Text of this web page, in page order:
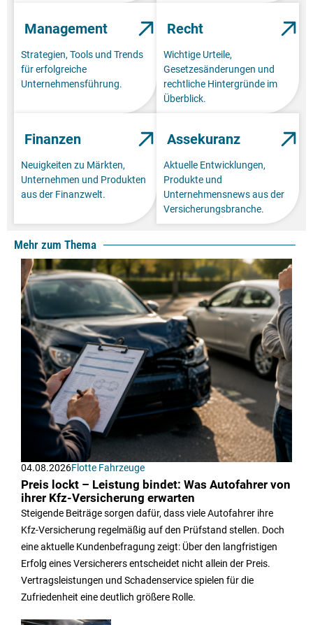
Management
Strategien, Tools und Trends
für erfolgreiche
Unternehmensführung.
Recht
Wichtige Urteile,
Gesetzesänderungen und
rechtliche Hintergründe im
Überblick.
Finanzen
Neuigkeiten zu Märkten,
Unternehmen und Produkten
aus der Finanzwelt.
Assekuranz
Aktuelle Entwicklungen,
Produkte und
Unternehmensnews aus der
Versicherungsbranche.
Mehr zum Thema
04.08.2026Flotte Fahrzeuge
Preis lockt – Leistung bindet: Was Autofahrer von
ihrer Kfz-Versicherung erwarten
Steigende Beiträge sorgen dafür, dass viele Autofahrer ihre
Kfz-Versicherung regelmäßig auf den Prüfstand stellen. Doch
eine aktuelle Kundenbefragung zeigt: Über den langfristigen
Erfolg eines Versicherers entscheidet nicht allein der Preis.
Vertragsleistungen und Schadenservice spielen für die
Zufriedenheit eine deutlich größere Rolle.